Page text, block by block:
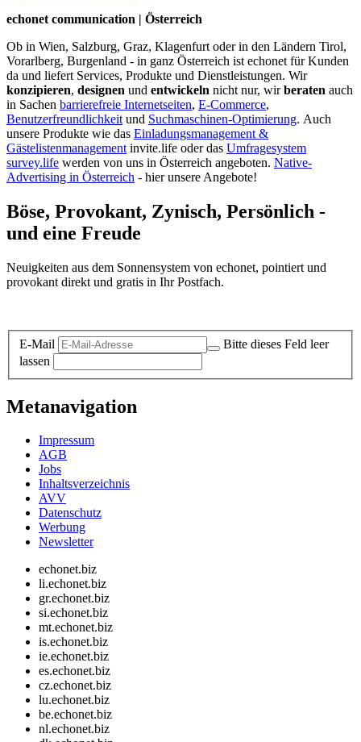
echonet communication | Österreich
Ob in Wien, Salzburg, Graz, Klagenfurt oder in den Ländern Tirol,
Vorarlberg, Burgenland - in ganz Österreich ist echonet für Kunden
da und liefert Services, Produkte und Dienstleistungen. Wir
konzipieren, designen und entwickeln nicht nur, wirberaten auch
in Sachen barrierefreie Internetseiten, E-Commerce,
Benutzerfreundlichkeit und Suchmaschinen-Optimierung. Auch
unsere Produkte wie das Einladungsmanagement &
Gästelistenmanagement invite.life oder das Umfragesystem
survey.life werden von uns in Österreich angeboten. Native-
Advertising in Österreich - hier unsere Angebote!
Böse, Provokant, Zynisch, Persönlich -
und eine Freude
Neuigkeiten aus dem Sonnensystem von echonet, pointiert und
provokant direkt und gratis in Ihr Postfach.
E-Mail
Bitte dieses Feld leer
lassen
Metanavigation
Impressum
AGB
Jobs
Inhaltsverzeichnis
AVV
Datenschutz
Werbung
Newsletter
echonet.biz
li.echonet.biz
gr.echonet.biz
si.echonet.biz
mt.echonet.biz
is.echonet.biz
ie.echonet.biz
es.echonet.biz
cz.echonet.biz
lu.echonet.biz
be.echonet.biz
nl.echonet.biz